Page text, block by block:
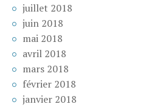
juillet 2018
juin 2018
mai 2018
avril 2018
mars 2018
février 2018
janvier 2018